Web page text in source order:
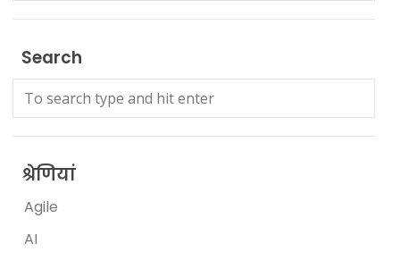
Search
श्रेणियां
Agile
AI